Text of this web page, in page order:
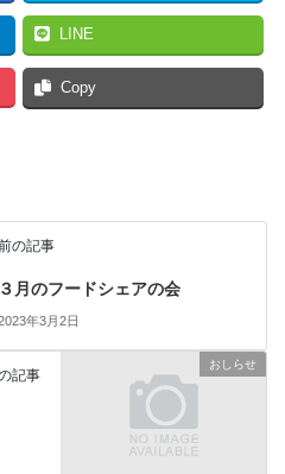
LINE
Copy
の記事
３月のフードシェアの会
年3月2日
おしらせ
記事